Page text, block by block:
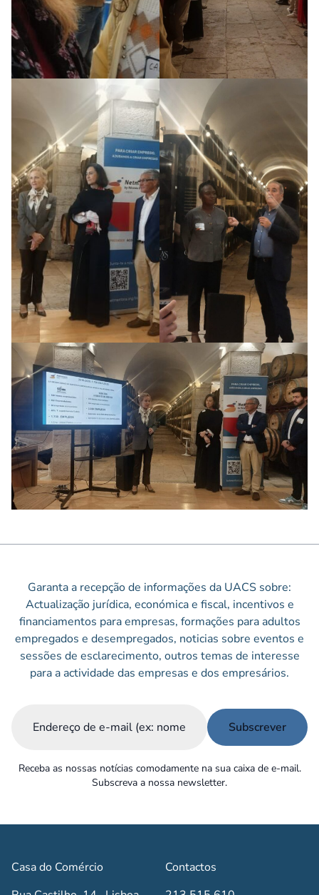
Garanta a recepção de informações da UACS sobre:
Actualização jurídica, económica e fiscal, incentivos e
financiamentos para empresas, formações para adultos
empregados e desempregados, noticias sobre eventos e
sessões de esclarecimento, outros temas de interesse
para a actividade das empresas e dos empresários.
Receba as nossas notícias comodamente na sua caixa de e-mail.
Subscreva a nossa newsletter.
Casa do Comércio
Contactos